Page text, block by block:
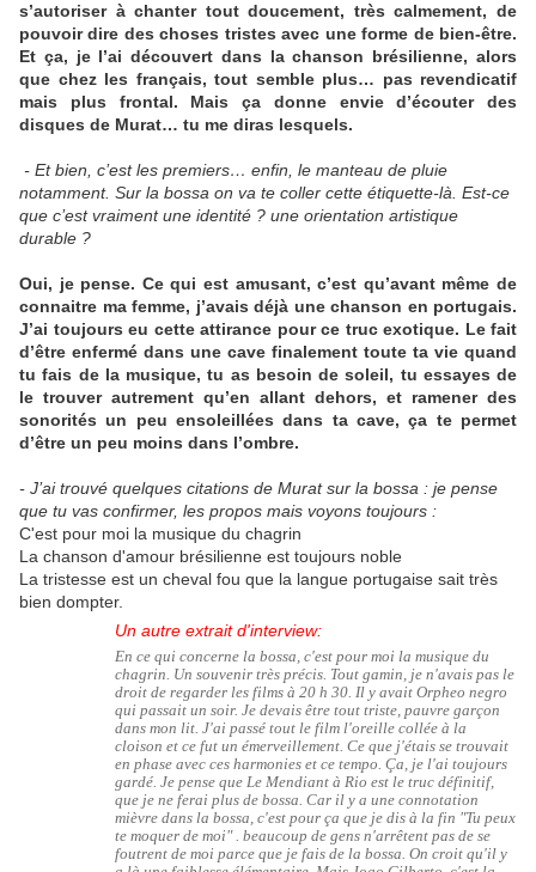
s’autoriser à chanter tout doucement, très calmement, de
pouvoir dire des choses tristes avec une forme de bien-être.
Et ça, je l’ai découvert dans la chanson brésilienne, alors
que chez les français, tout semble plus… pas revendicatif
mais plus frontal. Mais ça donne envie d’écouter des
disques de Murat… tu me diras lesquels.
- Et bien, c’est les premiers… enfin, le manteau de pluie
notamment. Sur la bossa on va te coller cette étiquette-là. Est-ce
que c’est vraiment une identité ? une orientation artistique
durable ?
Oui, je pense. Ce qui est amusant, c’est qu’avant même de
connaitre ma femme, j’avais déjà une chanson en portugais.
J’ai toujours eu cette attirance pour ce truc exotique. Le fait
d’être enfermé dans une cave finalement toute ta vie quand
tu fais de la musique, tu as besoin de soleil, tu essayes de
le trouver autrement qu’en allant dehors, et ramener des
sonorités un peu ensoleillées dans ta cave, ça te permet
d’être un peu moins dans l’ombre.
- J’ai trouvé quelques citations de Murat sur la bossa : je pense
que tu vas confirmer, les propos mais voyons toujours :
C'est pour moi la musique du chagrin
La chanson d'amour brésilienne est toujours noble
La tristesse est un cheval fou que la langue portugaise sait très
bien dompter.
Un autre extrait d'interview:
En ce qui concerne la bossa, c'est pour moi la musique du
chagrin. Un souvenir très précis. Tout gamin, je n'avais pas le
droit de regarder les films à 20 h 30. Il y avait Orpheo negro
qui passait un soir. Je devais être tout triste, pauvre garçon
dans mon lit. J'ai passé tout le film l'oreille collée à la
cloison et ce fut un émerveillement. Ce que j'étais se trouvait
en phase avec ces harmonies et ce tempo. Ça, je l'ai toujours
gardé. Je pense que Le Mendiant à Rio est le truc définitif,
que je ne ferai plus de bossa. Car il y a une connotation
mièvre dans la bossa, c'est pour ça que je dis à la fin "Tu peux
te moquer de moi" . beaucoup de gens n'arrêtent pas de se
foutrent de moi parce que je fais de la bossa. On croit qu'il y